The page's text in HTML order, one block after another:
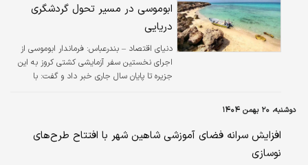
ابوموسی در مسیر تحول گردشگری
دریایی
دنیای اقتصاد – بندرعباس: فرماندار ابوموسی از
اجرای نخستین سفر آزمایشی کشتی کروز به این
جزیره تا پایان سال جاری خبر داد و گفت: با
ظرفیت‌های بی‌نظیر جزیره ابوموسی برداشته
می‌شود. احمد بنافی اظهار کرد: توافق‌های لازم با
دوشنبه، ۲۰ بهمن ۱۴۰۴
افزایش سرانه فضای آموزشی شاهین شهر با افتتاح طرح‌های
نوسازی